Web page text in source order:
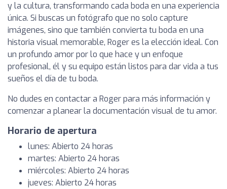
y la cultura, transformando cada boda en una experiencia
única. Si buscas un fotógrafo que no solo capture
imágenes, sino que también convierta tu boda en una
historia visual memorable, Roger es la elección ideal. Con
un profundo amor por lo que hace y un enfoque
profesional, él y su equipo están listos para dar vida a tus
sueños el día de tu boda.
No dudes en contactar a Roger para más información y
comenzar a planear la documentación visual de tu amor.
Horario de apertura
lunes: Abierto 24 horas
martes: Abierto 24 horas
miércoles: Abierto 24 horas
jueves: Abierto 24 horas